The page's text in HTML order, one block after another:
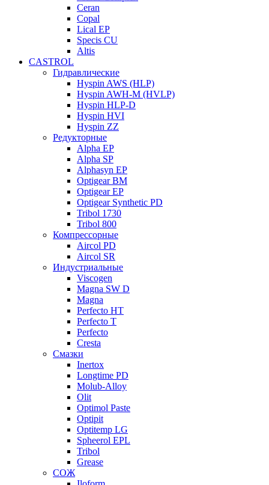
Ceran
Copal
Lical EP
Specis CU
Altis
CASTROL
Гидравлические
Hyspin AWS (HLP)
Hyspin AWH-M (HVLP)
Hyspin HLP-D
Hyspin HVI
Hyspin ZZ
Редукторные
Alpha EP
Alpha SP
Alphasyn EP
Optigear BM
Optigear EP
Optigear Synthetic PD
Tribol 1730
Tribol 800
Компрессорные
Aircol PD
Aircol SR
Индустриальные
Viscogen
Magna SW D
Magna
Perfecto HT
Perfecto T
Perfecto
Cresta
Смазки
Inertox
Longtime PD
Molub-Alloy
Olit
Optimol Paste
Optipit
Optitemp LG
Spheerol EPL
Tribol
Grease
СОЖ